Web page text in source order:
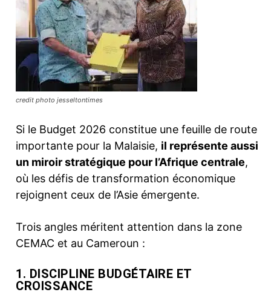
credit photo jesseltontimes
Si le Budget 2026 constitue une feuille de route
importante pour la Malaisie, il représente aussi
un miroir stratégique pour l’Afrique centrale,
où les défis de transformation économique
rejoignent ceux de l’Asie émergente.
Trois angles méritent attention dans la zone
CEMAC et au Cameroun :
1. DISCIPLINE BUDGÉTAIRE ET
CROISSANCE